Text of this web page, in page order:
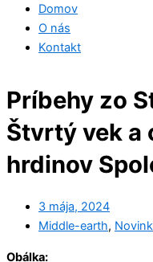
Domov
O nás
Kontakt
Príbehy zo
Štvrtý vek a
hrdinov
3 mája, 2024
Middle-earth,
Obálka: